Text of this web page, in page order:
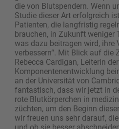
die von Blutspendern. Wenn
Studie dieser Art erfolgreich
Patienten, die langfristig
brauchen, in Zukunft weniger
was dazu beitragen wird, ihre
verbessern“. Mit Blick auf die
Rebecca Cardigan, Leiterin der
Komponentenentwicklung
an der Universität von
fantastisch, dass wir jetzt in
rote Blutkörperchen in
züchten, um den Beginn
wir freuen uns sehr darauf,